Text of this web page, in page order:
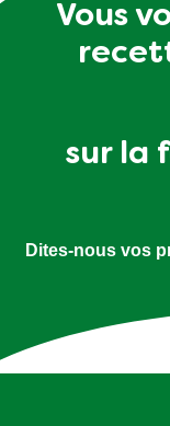
Vous
sur la
Dites-nous vos